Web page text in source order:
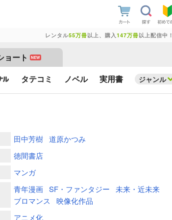
レンタル55万冊以上、購入 147万冊以上配信中！
ョート NEW
タテコミ ノベル 実用書 ジャンル
田中芳樹 道原かつみ
徳間書店
マンガ
青年漫画 SF・ファンタジー
未来・近未来
ブロマンス
映像化作品
アニメ化